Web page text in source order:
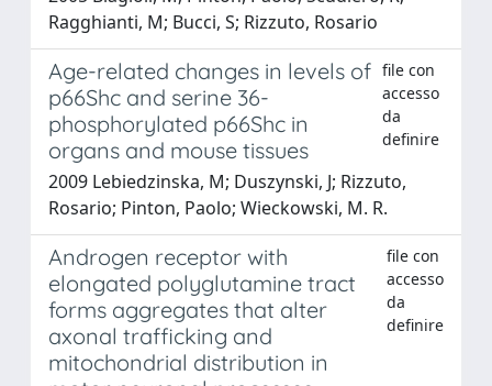
Ragghianti, M; Bucci, S; Rizzuto, Rosario
Age-related changes in levels of
p66Shc and serine 36-
phosphorylated p66Shc in
organs and mouse tissues
file con
accesso
da
definire
2009 Lebiedzinska, M; Duszynski, J; Rizzuto,
Rosario; Pinton, Paolo; Wieckowski, M. R.
Androgen receptor with
elongated polyglutamine tract
forms aggregates that alter
axonal trafficking and
mitochondrial distribution in
file con
accesso
da
definire